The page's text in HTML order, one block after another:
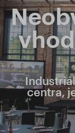
centra,